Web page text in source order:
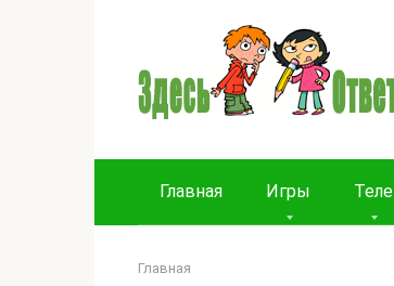
Главная Игры Теле
Главная